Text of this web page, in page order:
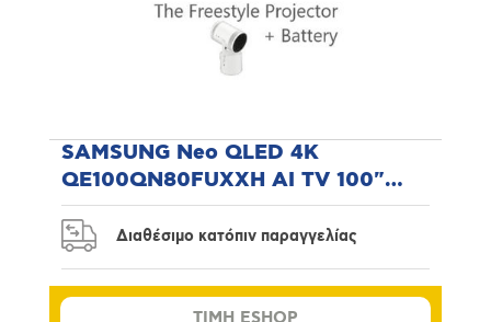
SAMSUNG Neo QLED 4K
QE100QN80FUXXH AI TV 100"
Τηλεόραση
Διαθέσιμο κατόπιν παραγγελίας
TIMH ESHOP